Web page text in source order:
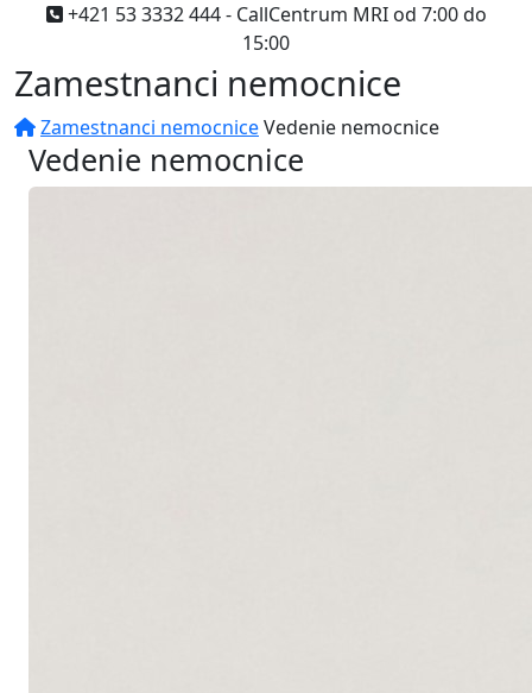
+421 53 3332 444 - CallCentrum MRI od 7:00 do
15:00
Zamestnanci nemocnice
Zamestnanci nemocniceVedenie nemocnice
Vedenie nemocnice